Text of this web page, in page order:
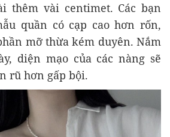
thêm vài centimet. Các bạn
quần có cạp cao hơn rốn,
mỡ thừa kém duyên. Nắm
diện mạo của các nàng sẽ
rũ hơn gấp bội.